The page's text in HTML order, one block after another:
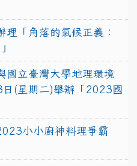
理「角落的氣候正義：
國立臺灣大學地理環境
(星期二)舉辦「2023國
小小廚神料理爭霸